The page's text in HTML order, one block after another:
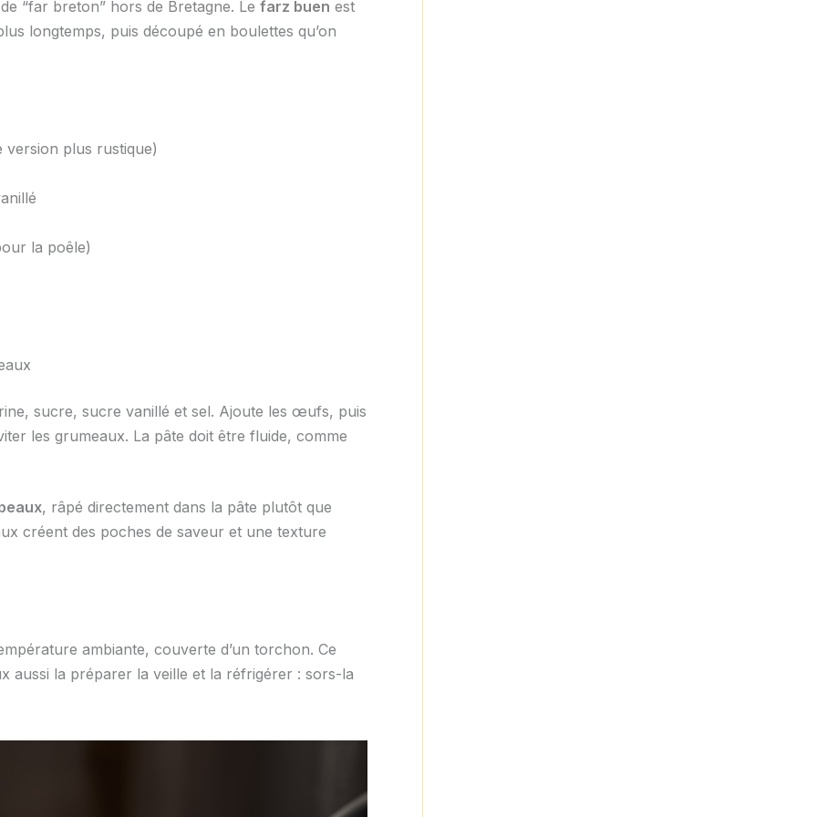
“far breton” hors de Bretagne. Le farz buen est
longtemps, puis découpé en boulettes qu’on
plus rustique)
la poêle)
sucre, sucre vanillé et sel. Ajoute les œufs, puis
les grumeaux. La pâte doit être fluide, comme
, râpé directement dans la pâte plutôt que
créent des poches de saveur et une texture
ambiante, couverte d’un torchon. Ce
aussi la préparer la veille et la réfrigérer : sors-la